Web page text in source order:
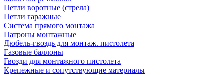
Петли воротные (стрела)
Петли гаражные
Система прямого монтажа
Патроны монтажные
Дюбель-гвоздь для монтаж. пистолета
Газовые баллоны
Гвозди для монтажного пистолета
Крепежные и сопутствующие материалы